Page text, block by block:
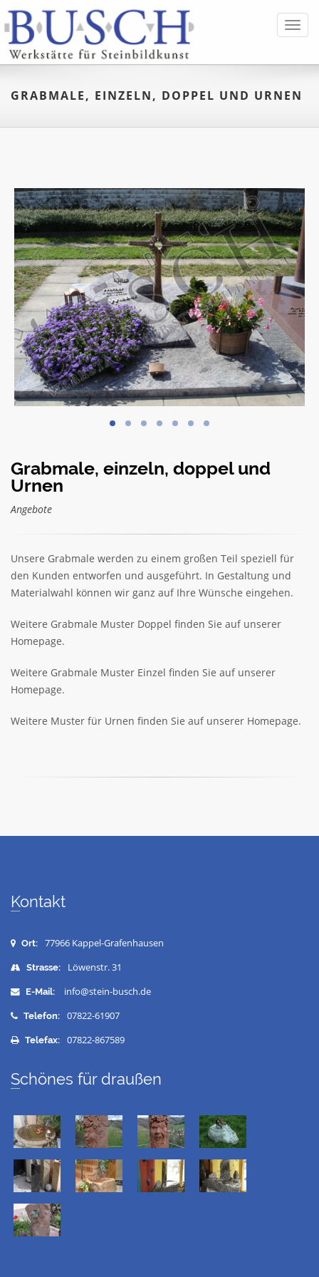
GRABMALE, EINZELN, DOPPEL UND URNEN
Grabmale, einzeln, doppel und
Urnen
Angebote
Unsere Grabmale werden zu einem großen Teil speziell für
den Kunden entworfen und ausgeführt. In Gestaltung und
Materialwahl können wir ganz auf Ihre Wünsche eingehen.
Weitere Grabmale Muster Doppel finden Sie auf unserer
Homepage.
Weitere Grabmale Muster Einzel finden Sie auf unserer
Homepage.
Weitere Muster für Urnen finden Sie auf unserer Homepage.
Kontakt
Ort: 77966 Kappel-Grafenhausen
Strasse: Löwenstr. 31
E-Mail: info@stein-busch.de
Telefon: 07822-61907
Telefax: 07822-867589
Schönes für draußen